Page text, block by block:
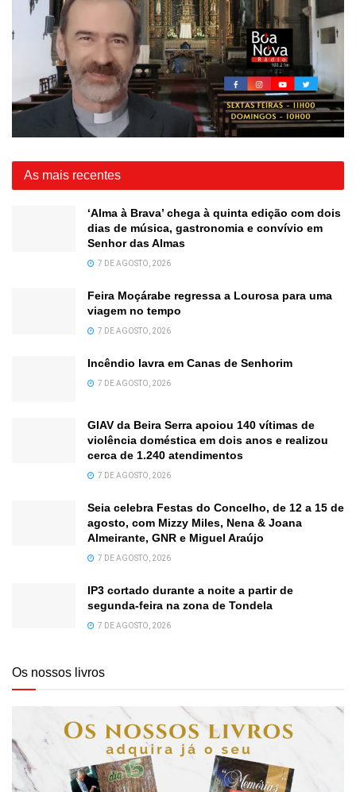
As mais recentes
‘Alma à Brava’ chega à quinta edição com dois
dias de música, gastronomia e convívio em
Senhor das Almas
7 DE AGOSTO, 2026
Feira Moçárabe regressa a Lourosa para uma
viagem no tempo
7 DE AGOSTO, 2026
Incêndio lavra em Canas de Senhorim
7 DE AGOSTO, 2026
GIAV da Beira Serra apoiou 140 vítimas de
violência doméstica em dois anos e realizou
cerca de 1.240 atendimentos
7 DE AGOSTO, 2026
Seia celebra Festas do Concelho, de 12 a 15 de
agosto, com Mizzy Miles, Nena & Joana
Almeirante, GNR e Miguel Araújo
7 DE AGOSTO, 2026
IP3 cortado durante a noite a partir de
segunda-feira na zona de Tondela
7 DE AGOSTO, 2026
Os nossos livros